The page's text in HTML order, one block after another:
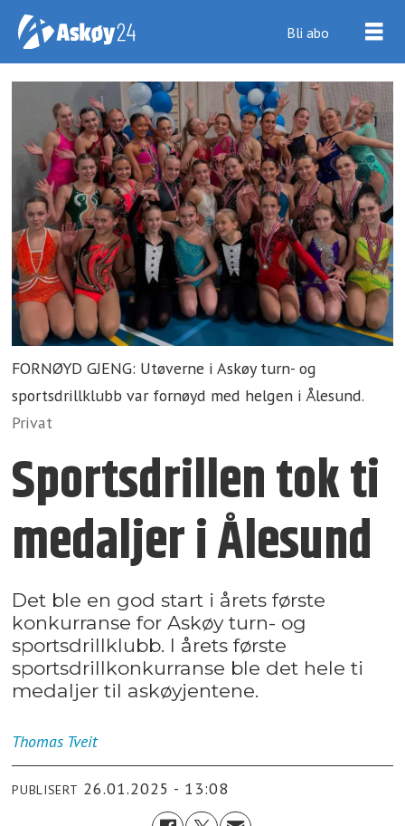
Bli abo
FORNØYD GJENG: Utøverne i Askøy turn- og
sportsdrillklubb var fornøyd med helgen i Ålesund.
Privat
Sportsdrillen tok ti
medaljer i Ålesund
Det ble en god start i årets første
konkurranse for Askøy turn- og
sportsdrillklubb. I årets første
sportsdrillkonkurranse ble det hele ti
medaljer til askøyjentene.
Thomas Tveit
PUBLISERT 26.01.2025 - 13:08